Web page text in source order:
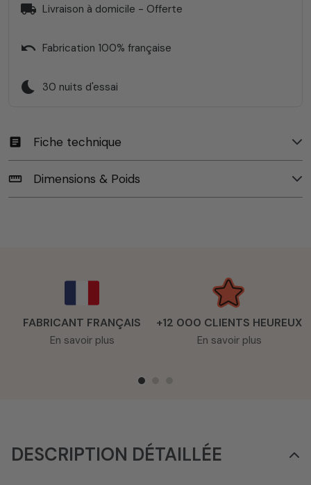
local_shipping Livraison à domicile - Offerte
undo Fabrication 100% française
bedtime 30 nuits d'essai
article Fiche technique
straighten Dimensions & Poids
FABRICANT FRANÇAIS
En savoir plus
+12 000 CLIENTS HEUREUX
En savoir plus
DESCRIPTION DÉTAILLÉE